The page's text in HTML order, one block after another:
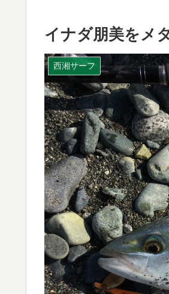
イナダ朋美をメ
西湘サーフ